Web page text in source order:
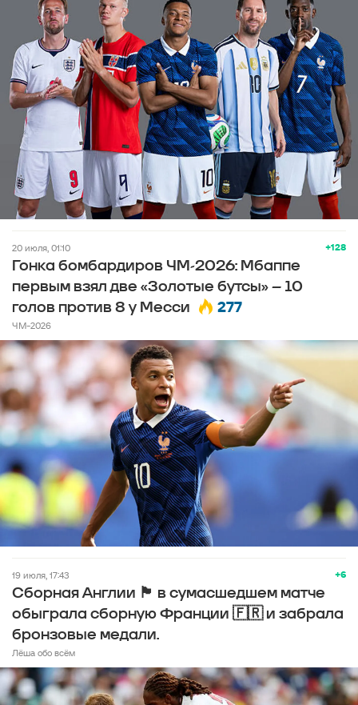
+128
20 июля, 01:10
Гонка бомбардиров ЧМ-2026: Мбаппе
первым взял две «Золотые бутсы» – 10
голов против 8 у Месси
277
ЧМ-2026
+6
19 июля, 17:43
Сборная Англии 🏴󠁧󠁢󠁥󠁮󠁧󠁿 в сумасшедшем матче
обыграла сборную Франции 🇫🇷 и забрала
бронзовые медали.
Лёша обо всём